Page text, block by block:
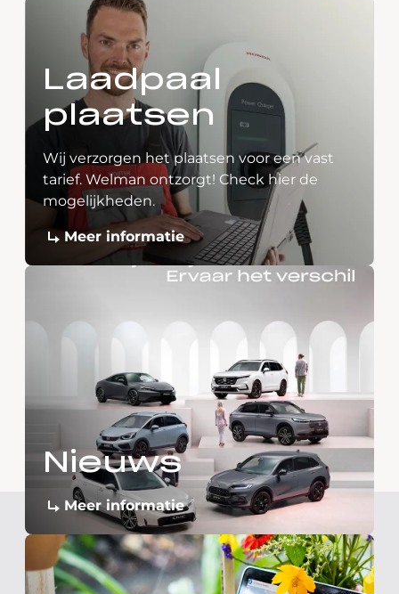
Laadpaal
plaatsen
Wij verzorgen het plaatsen voor een vast
tarief. Welman ontzorgt! Check hier de
mogelijkheden.
Meer informatie
Nieuws
Meer informatie